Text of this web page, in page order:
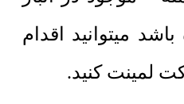
میتوانید اقدام
لمینت کنید.